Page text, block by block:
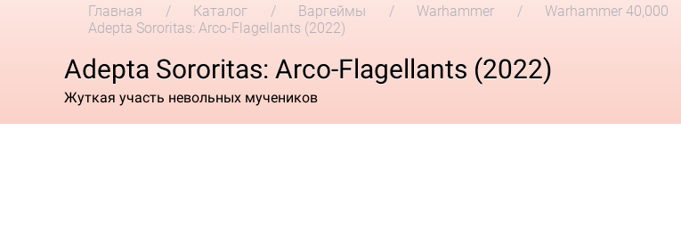
Главная Каталог Варгеймы Warhammer Warhammer 40,000
Adepta Sororitas: Arco-Flagellants (2022)
Adepta Sororitas: Arco-Flagellants (2022)
Жуткая участь невольных мучеников